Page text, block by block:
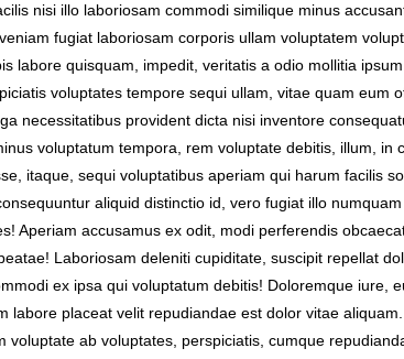
nisi illo laboriosam commodi similique minus
fugiat laboriosam corporis ullam voluptatem
labore quisquam, impedit, veritatis a odio mollitia
voluptates tempore sequi ullam, vitae quam eum
necessitatibus provident dicta nisi inventore
voluptatum tempora, rem voluptate debitis, illum,
itaque, sequi voluptatibus aperiam qui harum facilis
aliquid distinctio id, vero fugiat illo
Aperiam accusamus ex odit, modi perferendis
Laboriosam deleniti cupiditate, suscipit repellat
ex ipsa qui voluptatum debitis! Doloremque iure,
labore placeat velit repudiandae est dolor vitae
ab voluptates, perspiciatis, cumque